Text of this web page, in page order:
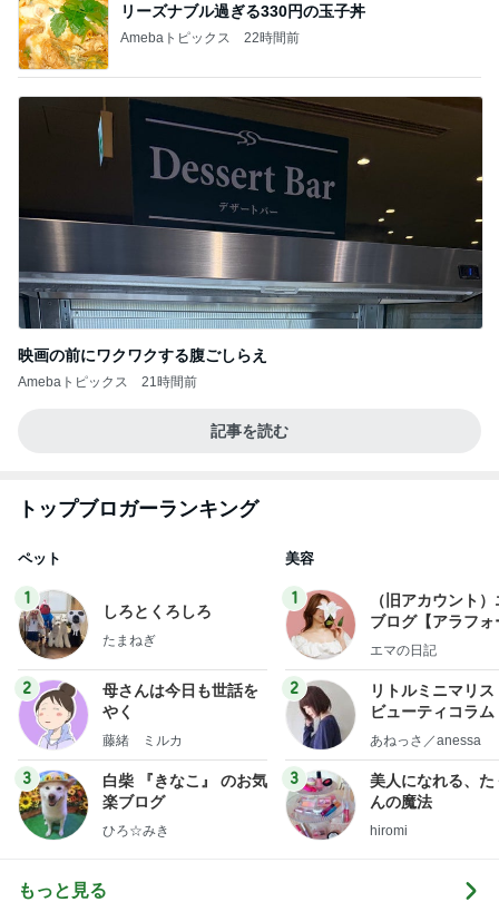
リーズナブル過ぎる330円の玉子丼
Amebaトピックス 22時間前
映画の前にワクワクする腹ごしらえ
Amebaトピックス 21時間前
記事を読む
トップブロガーランキング
ペット
1
しろとくろしろ
たまねぎ
2
母さんは今日も世話を
やく
藤緒 ミルカ
3
白柴 『きなこ』 のお気
楽ブログ
ひろ☆みき
美容
1
（旧アカウント
ブログ【アラフォ
社売却セカンドラ
エマの日記
2
リトルミニマリス
ビューティコラ
little
あねっさ／anessa
3
美人になれる、た
んの魔法
hiromi
もっと見る